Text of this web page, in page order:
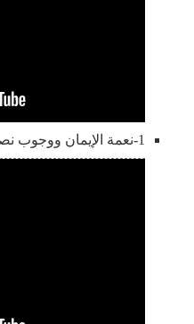
1-نعمة الإيمان ووجوب نصرة المسلمين للشيخ السبيل